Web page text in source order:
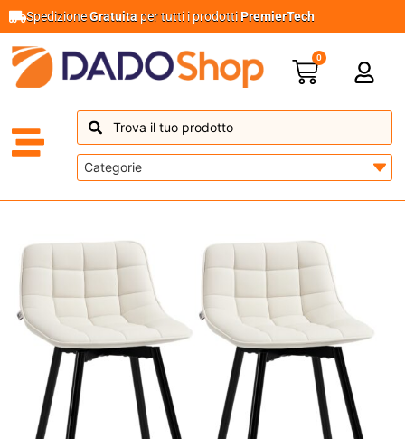
SpedizioneGratuita per tutti i prodottiPremierTech
0